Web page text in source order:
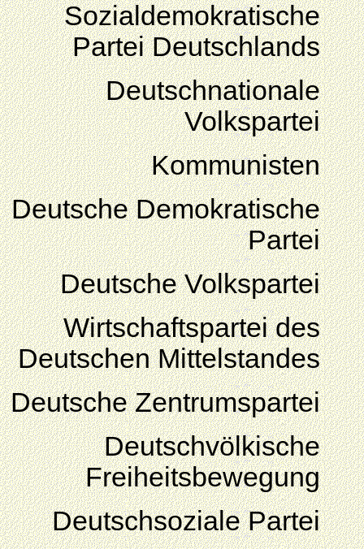
Sozialdemokratische
Partei Deutschlands
Deutschnationale
Volkspartei
Kommunisten
Deutsche Demokratische
Partei
Deutsche Volkspartei
Wirtschaftspartei des
Deutschen Mittelstandes
Deutsche Zentrumspartei
Deutschvölkische
Freiheitsbewegung
Deutschsoziale Partei